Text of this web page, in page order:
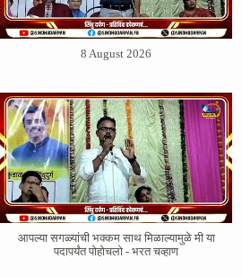
8 August 2026
आपल्या सगळ्यांची भक्कम साथ मिळाल्यामुळे मी या
पदापर्यंत पोहोचलो - भरत चव्हाण